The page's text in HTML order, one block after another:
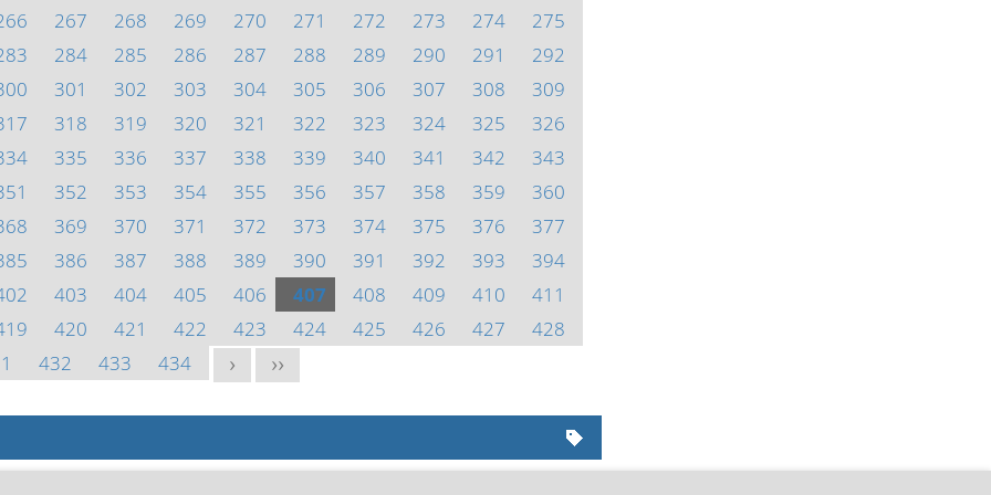
267 268 269 270 271 272 273 274
275
284 285 286 287 288 289 290 291
292
301 302 303 304 305 306 307 308
309
318 319 320 321 322 323 324 325
326
335 336 337 338 339 340 341 342
343
352 353 354 355 356 357 358 359
360
369 370 371 372 373 374 375 376
377
386 387 388 389 390 391 392 393
394
403 404 405 406 407 408 409 410
411
420 421 422 423 424 425 426 427
428
432 433 434 > >>